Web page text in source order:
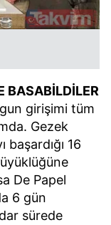
BASABİLDİLER
girişimi tüm
Gezek
16
De Papel
6 gün
sürede